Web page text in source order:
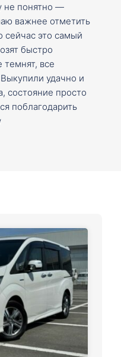
не понятно —
важнее отметить
сейчас это самый
быстро
темнят, все
удачно и
состояние просто
поблагодарить